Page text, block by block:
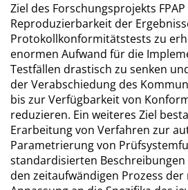
Ziel des Forschungsprojekts
Reproduzierbarkeit der
Protokollkonformitätstests zu
enormen Aufwand für die
Testfällen drastisch zu senken
der Verabschiedung des
bis zur Verfügbarkeit von
reduzieren. Ein weiteres Ziel
Erarbeitung von Verfahren zur
Parametrierung von
standardisierten
den zeitaufwändigen Prozess der